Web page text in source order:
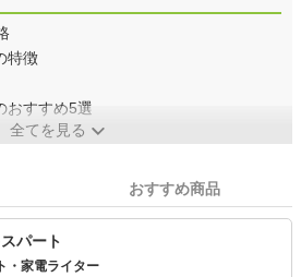
特徴
おすすめ5選
全てを見る
おすすめ商品
パート
・家電ライター